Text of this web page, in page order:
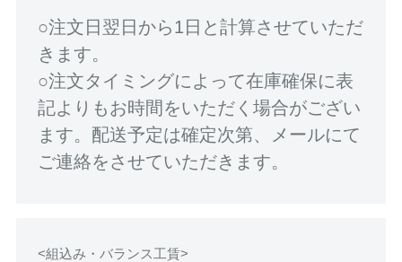
○注文日翌日から1日と計算させていただ
きます。
○注文タイミングによって在庫確保に表
記よりもお時間をいただく場合がござい
ます。配送予定は確定次第、メールにて
ご連絡をさせていただきます。
<組込み・バランス工賃>